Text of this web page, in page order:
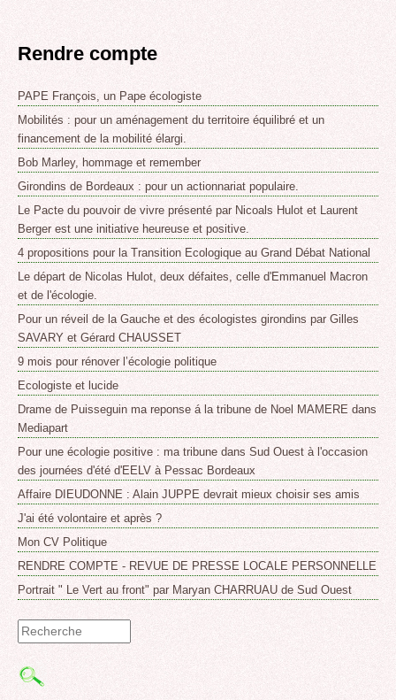
Rendre compte
PAPE François, un Pape écologiste
Mobilités : pour un aménagement du territoire équilibré et un
financement de la mobilité élargi.
Bob Marley, hommage et remember
Girondins de Bordeaux : pour un actionnariat populaire.
Le Pacte du pouvoir de vivre présenté par Nicoals Hulot et Laurent
Berger est une initiative heureuse et positive.
4 propositions pour la Transition Ecologique au Grand Débat National
Le départ de Nicolas Hulot, deux défaites, celle d'Emmanuel Macron
et de l'écologie.
Pour un réveil de la Gauche et des écologistes girondins par Gilles
SAVARY et Gérard CHAUSSET
9 mois pour rénover l’écologie politique
Ecologiste et lucide
Drame de Puisseguin ma reponse á la tribune de Noel MAMERE dans
Mediapart
Pour une écologie positive : ma tribune dans Sud Ouest à l'occasion
des journées d'été d'EELV à Pessac Bordeaux
Affaire DIEUDONNE : Alain JUPPE devrait mieux choisir ses amis
J'ai été volontaire et après ?
Mon CV Politique
RENDRE COMPTE - REVUE DE PRESSE LOCALE PERSONNELLE
Portrait " Le Vert au front" par Maryan CHARRUAU de Sud Ouest
Formulaire
de